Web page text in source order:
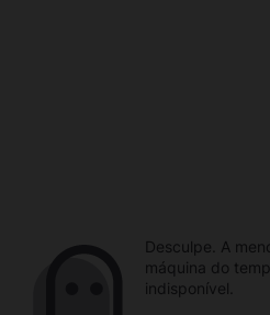
Desculpe. A
máquina do
indisponível.